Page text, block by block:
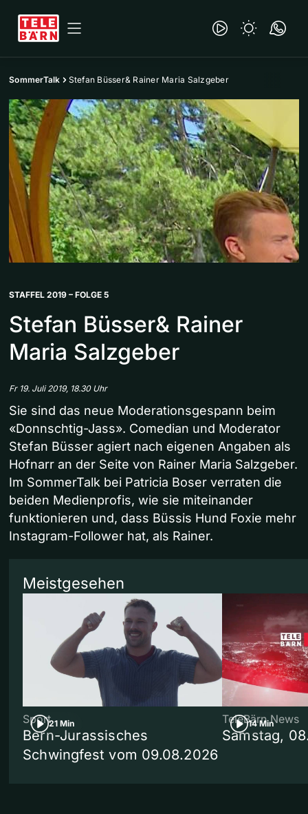
SommerTalk Stefan Büsser& Rainer Maria Salzgeber
STAFFEL 2019 – FOLGE 5
Stefan Büsser& Rainer
Maria Salzgeber
Fr 19. Juli 2019, 18.30 Uhr
Sie sind das neue Moderationsgespann beim
«Donnschtig-Jass». Comedian und Moderator
Stefan Büsser agiert nach eigenen Angaben als
Hofnarr an der Seite von Rainer Maria Salzgeber.
Im SommerTalk bei Patricia Boser verraten die
beiden Medienprofis, wie sie miteinander
funktionieren und, dass Büssis Hund Foxie mehr
Instagram-Follower hat, als Rainer.
Meistgesehen
21 Min
Sport
Bern-Jurassisches
Schwingfest vom 09.08.2026
14 Min
TeleBärn News
Samstag,